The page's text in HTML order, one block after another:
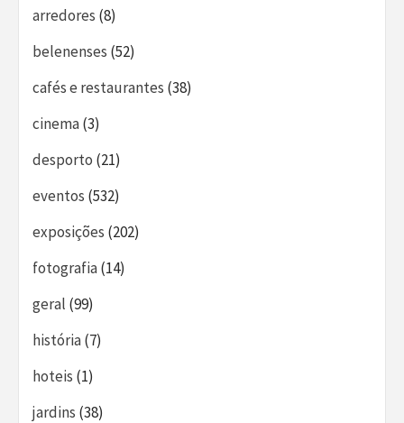
arredores (8)
belenenses (52)
cafés e restaurantes (38)
cinema(3)
desporto (21)
eventos (532)
exposições (202)
fotografia(14)
geral (99)
história(7)
hoteis (1)
jardins (38)